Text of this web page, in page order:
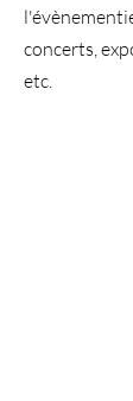
concerts,
etc.​